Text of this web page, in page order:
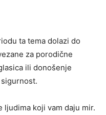
ta tema dolazi do
za porodične
ili donošenje
ljudima koji vam daju mir.